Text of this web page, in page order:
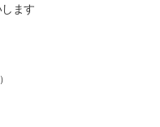
ます